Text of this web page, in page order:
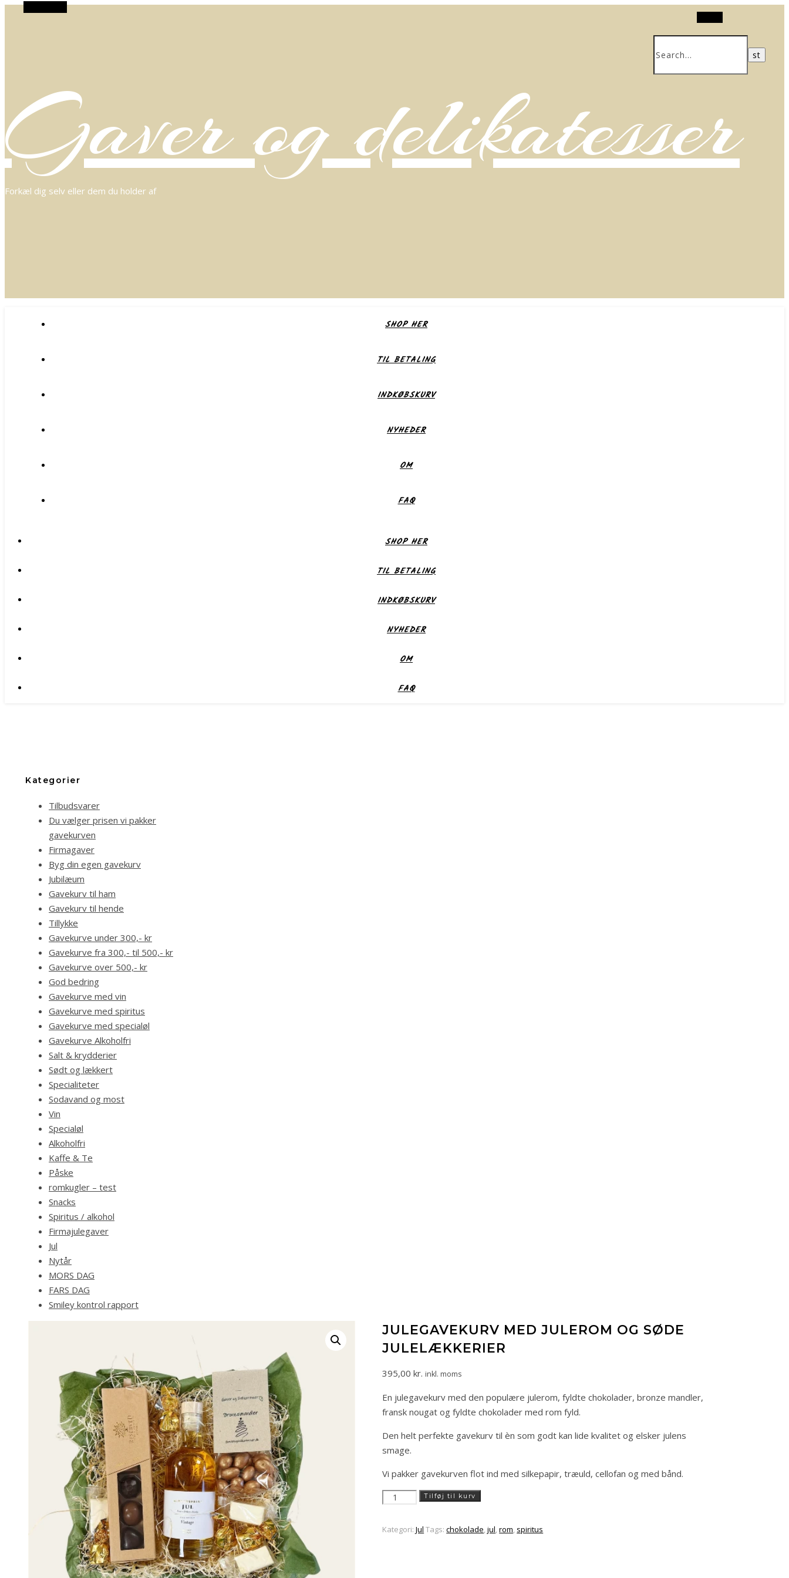
Gaver og delikatesser
Forkæl dig selv eller dem du holder af
SHOP HER
TIL BETALING
INDKØBSKURV
NYHEDER
OM
FAQ
SHOP HER
TIL BETALING
INDKØBSKURV
NYHEDER
OM
FAQ
Kategorier
Tilbudsvarer
Du vælger prisen vi pakker
gavekurven
Firmagaver
Byg din egen gavekurv
Jubilæum
Gavekurv til ham
Gavekurv til hende
Tillykke
Gavekurve under 300,- kr
Gavekurve fra 300,- til 500,- kr
Gavekurve over 500,- kr
God bedring
Gavekurve med vin
Gavekurve med spiritus
Gavekurve med specialøl
Gavekurve Alkoholfri
Salt & krydderier
Sødt og lækkert
Specialiteter
Sodavand og most
Vin
Specialøl
Alkoholfri
Kaffe & Te
Påske
romkugler – test
Snacks
Spiritus / alkohol
Firmajulegaver
Jul
Nytår
MORS DAG
FARS DAG
Smiley kontrol rapport
JULEGAVEKURV MED JULEROM OG SØDE
JULELÆKKERIER
395,00kr. inkl. moms
En julegavekurv med den populære julerom, fyldte chokolader, bronze mandler,
fransk nougat og fyldte chokolader med rom fyld.
Den helt perfekte gavekurv til èn som godt kan lide kvalitet og elsker julens
smage.
Vi pakker gavekurven flot ind med silkepapir, træuld, cellofan og med bånd.
Julegavekurv
julerom
Tilføj til kurv
Kategori:Jul Tags:chokolade,jul,rom, spiritus